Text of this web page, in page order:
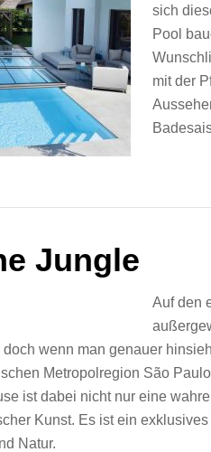
sich
Pool
mit der
Jungle
Auf den
wenn man genauer
Metropolregion São
ist dabei nicht nur eine
Kunst. Es ist ein
Natur.